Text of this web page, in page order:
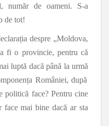
număr de oameni. S-a
de tot!
despre „Moldova,
fi o provincie, pentru că
luptă dacă până la urmă
României, după
politică face? Pentru cine
face mai bine dacă ar sta